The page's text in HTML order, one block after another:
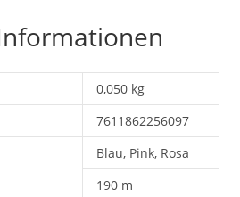
0,050 kg
7611862256097
Blau, Pink, Rosa
190 m